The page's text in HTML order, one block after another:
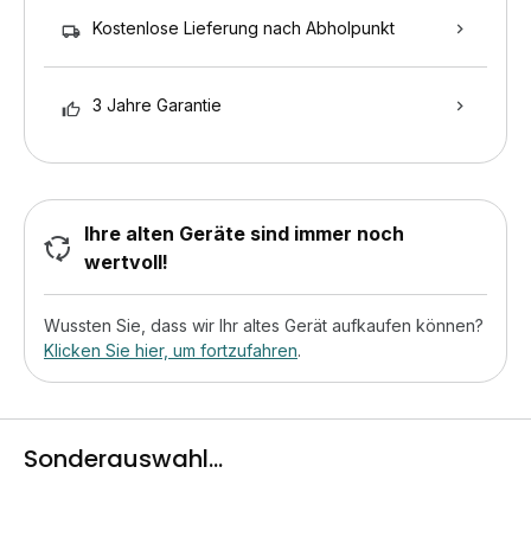
Kostenlose Lieferung nach Abholpunkt
3 Jahre Garantie
Ihre alten Geräte sind immer noch
wertvoll!
Wussten Sie, dass wir Ihr altes Gerät aufkaufen können?
Klicken Sie hier, um fortzufahren.
Sonderauswahl...